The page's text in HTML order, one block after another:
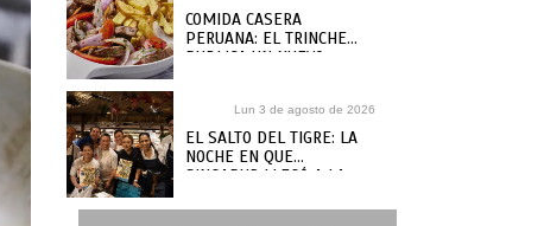
COMIDA CASERA
PERUANA: EL TRINCHE
PUBLICA UN NUEVO
Lun 3 de agosto de 2026
EL SALTO DEL TIGRE: LA
NOCHE EN QUE
SINGAPUR LLEGÓ A LA